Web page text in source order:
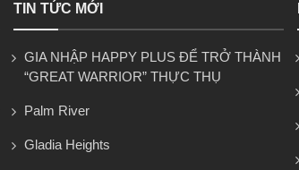
TIN TỨC MỚI
GIA NHẬP HAPPY PLUS ĐỂ TRỞ THÀNH
“GREAT WARRIOR” THỰC THỤ
Palm River
Gladia Heights